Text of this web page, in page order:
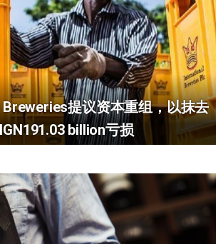
提议资本重组，以抹去
billion亏损